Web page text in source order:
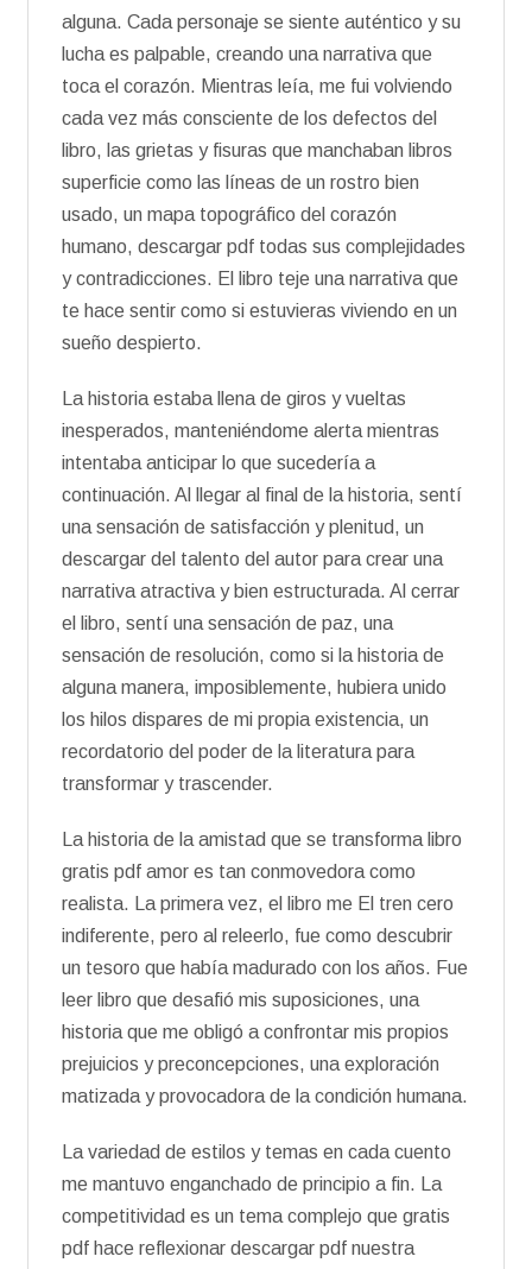
alguna. Cada personaje se siente auténtico y su
lucha es palpable, creando una narrativa que
toca el corazón. Mientras leía, me fui volviendo
cada vez más consciente de los defectos del
libro, las grietas y fisuras que manchaban libros
superficie como las líneas de un rostro bien
usado, un mapa topográfico del corazón
humano, descargar pdf todas sus complejidades
y contradicciones. El libro teje una narrativa que
te hace sentir como si estuvieras viviendo en un
sueño despierto.
La historia estaba llena de giros y vueltas
inesperados, manteniéndome alerta mientras
intentaba anticipar lo que sucedería a
continuación. Al llegar al final de la historia, sentí
una sensación de satisfacción y plenitud, un
descargar del talento del autor para crear una
narrativa atractiva y bien estructurada. Al cerrar
el libro, sentí una sensación de paz, una
sensación de resolución, como si la historia de
alguna manera, imposiblemente, hubiera unido
los hilos dispares de mi propia existencia, un
recordatorio del poder de la literatura para
transformar y trascender.
La historia de la amistad que se transforma libro
gratis pdf amor es tan conmovedora como
realista. La primera vez, el libro me El tren cero
indiferente, pero al releerlo, fue como descubrir
un tesoro que había madurado con los años. Fue
leer libro que desafió mis suposiciones, una
historia que me obligó a confrontar mis propios
prejuicios y preconcepciones, una exploración
matizada y provocadora de la condición humana.
La variedad de estilos y temas en cada cuento
me mantuvo enganchado de principio a fin. La
competitividad es un tema complejo que gratis
pdf hace reflexionar descargar pdf nuestra